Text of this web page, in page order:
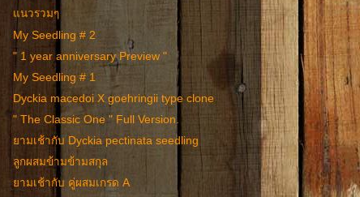
แนวรวมๆ
My Seedling # 2
" 1 year anniversary Preview "
My Seedling # 1
Dyckia macedoi X goehringii type clone
" The Classic One " Full Version.
ยามเช้ากับ Dyckia pectinata seedling
ลูกผสมข้ามข้ามสกุล
ยามเช้ากับ คู่ผสมเกรด A